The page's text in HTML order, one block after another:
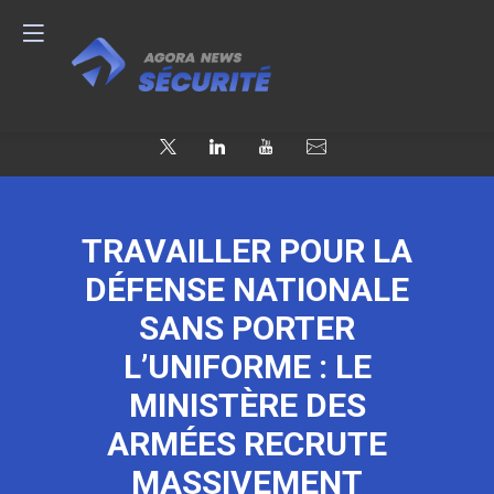
TRAVAILLER POUR LA
DÉFENSE NATIONALE
SANS PORTER
L’UNIFORME : LE
MINISTÈRE DES
ARMÉES RECRUTE
MASSIVEMENT